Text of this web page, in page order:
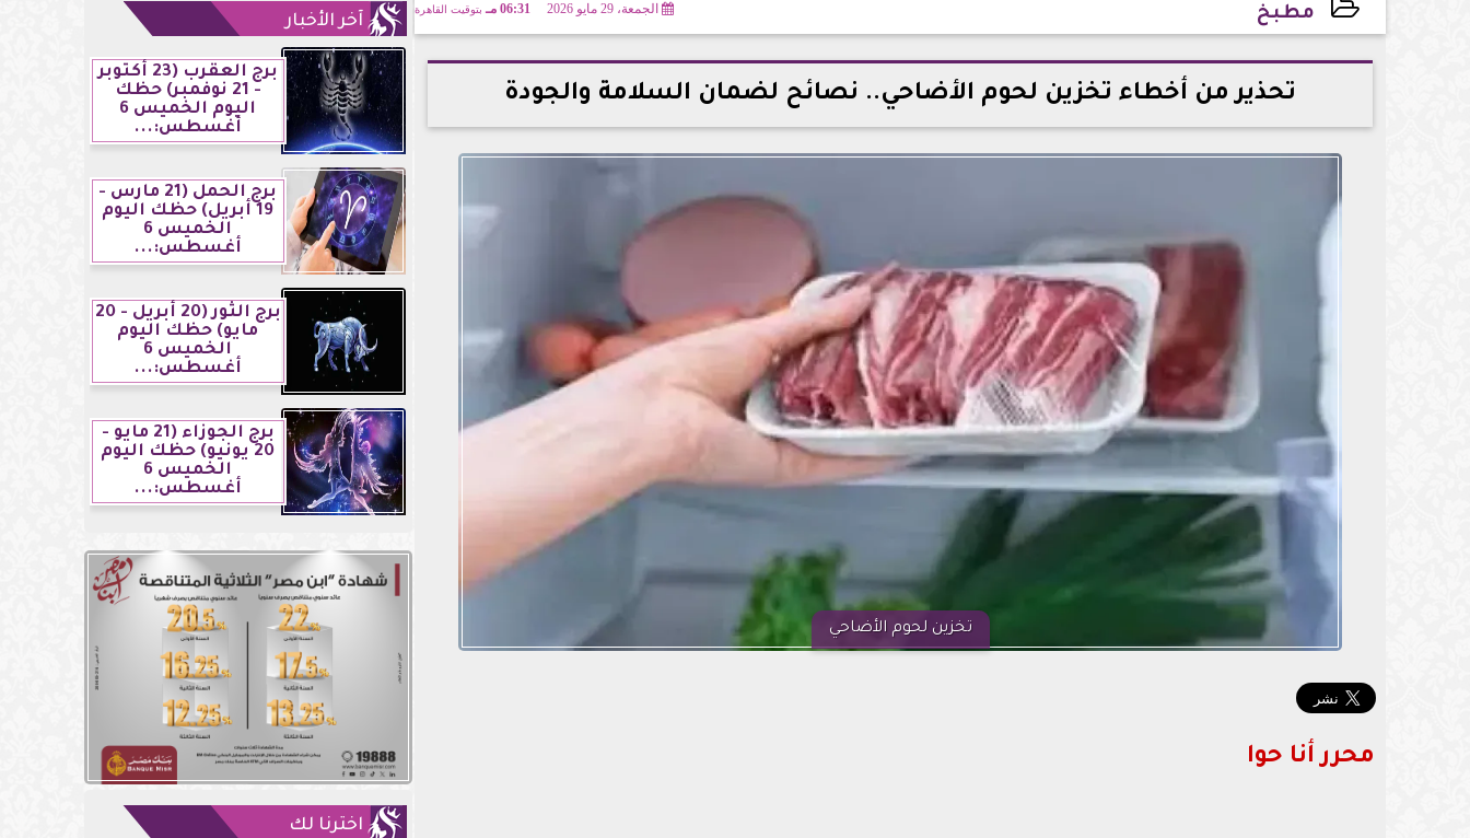
مطبخ الجمعة، 29 مايو 2026 06:31 مـ بتوقيت القاهرة
2026-05-29 18:31:44
تحذير من أخطاء تخزين لحوم الأضاحي.. نصائح لضمان السلامة والجودة
تخزين لحوم الأضاحي
محرر أنا حوا
آخر الأخبار
برج العقرب (23 أكتوبر
- 21 نوفمبر) حظك
اليوم الخميس 6
أغسطس:...
برج الحمل (21 مارس -
19 أبريل) حظك اليوم
الخميس 6
أغسطس:...
برج الثور (20 أبريل - 20
مايو) حظك اليوم
الخميس 6
أغسطس:...
برج الجوزاء (21 مايو -
20 يونيو) حظك اليوم
الخميس 6
أغسطس:...
اخترنا لك